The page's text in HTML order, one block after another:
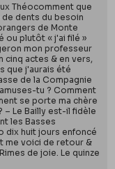
Théocomment que
de dents du besoin
de Monte
ou plutôt « j'ai filé »
mon professeur
cinq actes & en vers,
que j'aurais été
de la Compagnie
tu ? Comment
se porte ma chère
– Le Bailly est-il fidèle
les Basses
dix huit jours enfoncé
me voici de retour &
de joie. Le quinze